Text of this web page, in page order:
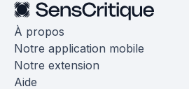
À propos
Notre application mobile
Notre extension
Aide